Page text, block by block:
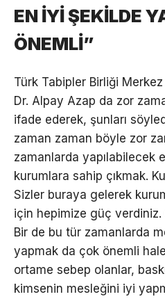
EN İYİ ŞEKİLDE
ÖNEMLİ”
Türk Tabipler Birliği Merkez
Dr. Alpay Azap da zor
ifade ederek, şunları
zaman zaman böyle zor
zamanlarda yapılabilecek
kurumlara sahip çıkmak.
Sizler buraya gelerek
için hepimize güç
Bir de bu tür zamanlarda
yapmak da çok önemli
ortame sebep olanlar,
kimsenin mesleğini iyi